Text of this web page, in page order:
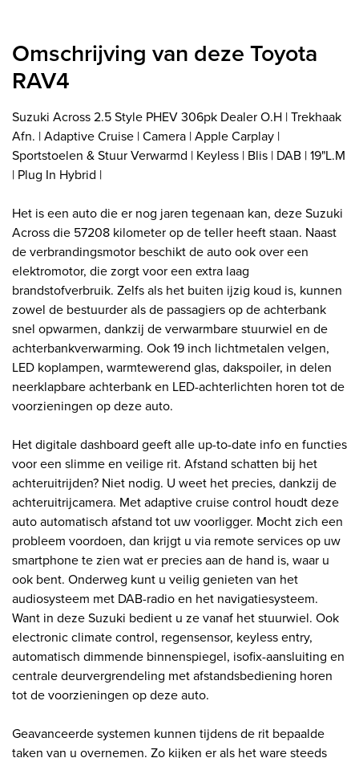
Omschrijving van deze Toyota
RAV4
Suzuki Across 2.5 Style PHEV 306pk Dealer O.H | Trekhaak
Afn. | Adaptive Cruise | Camera | Apple Carplay |
Sportstoelen & Stuur Verwarmd | Keyless | Blis | DAB | 19"L.M
| Plug In Hybrid |
Het is een auto die er nog jaren tegenaan kan, deze Suzuki
Across die 57208 kilometer op de teller heeft staan. Naast
de verbrandingsmotor beschikt de auto ook over een
elektromotor, die zorgt voor een extra laag
brandstofverbruik. Zelfs als het buiten ijzig koud is, kunnen
zowel de bestuurder als de passagiers op de achterbank
snel opwarmen, dankzij de verwarmbare stuurwiel en de
achterbankverwarming. Ook 19 inch lichtmetalen velgen,
LED koplampen, warmtewerend glas, dakspoiler, in delen
neerklapbare achterbank en LED-achterlichten horen tot de
voorzieningen op deze auto.
Het digitale dashboard geeft alle up-to-date info en functies
voor een slimme en veilige rit. Afstand schatten bij het
achteruitrijden? Niet nodig. U weet het precies, dankzij de
achteruitrijcamera. Met adaptive cruise control houdt deze
auto automatisch afstand tot uw voorligger. Mocht zich een
probleem voordoen, dan krijgt u via remote services op uw
smartphone te zien wat er precies aan de hand is, waar u
ook bent. Onderweg kunt u veilig genieten van het
audiosysteem met DAB-radio en het navigatiesysteem.
Want in deze Suzuki bedient u ze vanaf het stuurwiel. Ook
electronic climate control, regensensor, keyless entry,
automatisch dimmende binnenspiegel, isofix-aansluiting en
centrale deurvergrendeling met afstandsbediening horen
tot de voorzieningen op deze auto.
Geavanceerde systemen kunnen tijdens de rit bepaalde
taken van u overnemen. Zo kijken er als het ware steeds